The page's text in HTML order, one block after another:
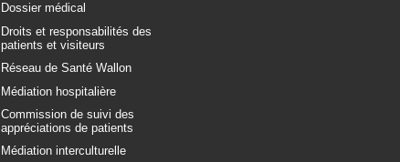
Dossier médical
Droits et responsabilités des
patients et visiteurs
Réseau de Santé Wallon
Médiation hospitalière
Commission de suivi des
appréciations de patients
Médiation interculturelle